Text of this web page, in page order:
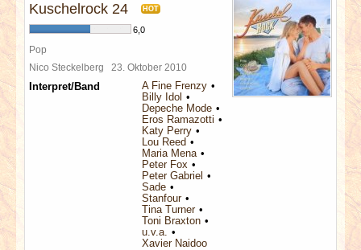
Kuschelrock 24 HOT
6,0
Pop
Nico Steckelberg 23. Oktober 2010
Interpret/Band
A Fine Frenzy
Billy Idol
Depeche Mode
Eros Ramazotti
Katy Perry
Lou Reed
Maria Mena
Peter Fox
Peter Gabriel
Sade
Stanfour
Tina Turner
Toni Braxton
u.v.a.
Xavier Naidoo